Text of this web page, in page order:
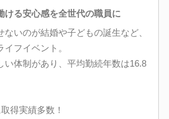
る安心感を全世代の職員に
いのが結婚や子どもの誕生など、
フイベント。
い体制があり、平均勤続年数は16.8
得実績多数！